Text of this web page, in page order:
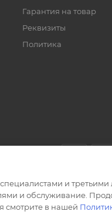
Гарантия на товар
Реквизиты
Политика
и
и обслуживание.
смотрите в нашей